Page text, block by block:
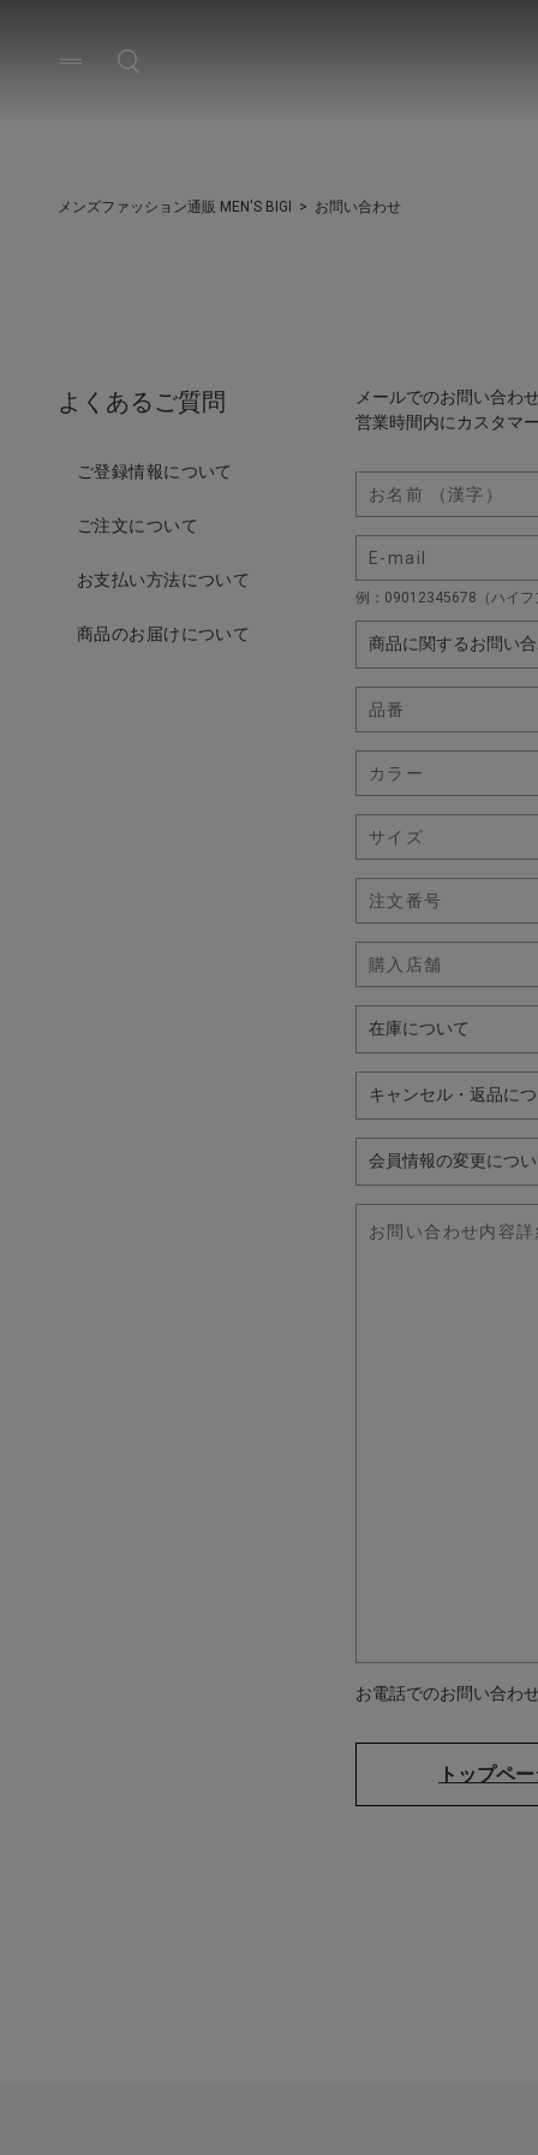
メンズファッション通販 MEN'S BIGI お問い合わせ
よくあるご質問
ご登録情報について
ご注文について
お支払い方法について
商品のお届けについて
メールでのお問い合わ
営業時間内にカスタマ
例：09012345678（ハイフ
お電話でのお問い合わ
トップペ